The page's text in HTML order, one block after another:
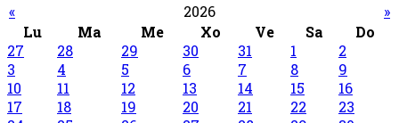
« 2026
»
Lu
Ma Me Xo Ve Sa
Do
27
28 29 30 31 1
2
3
4 5 6 7 8
9
10
11 12 13 14 15
16
17
18 19 20 21 22
23